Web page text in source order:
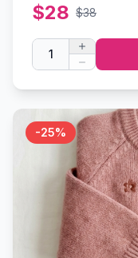
$28 $38
1
-25%